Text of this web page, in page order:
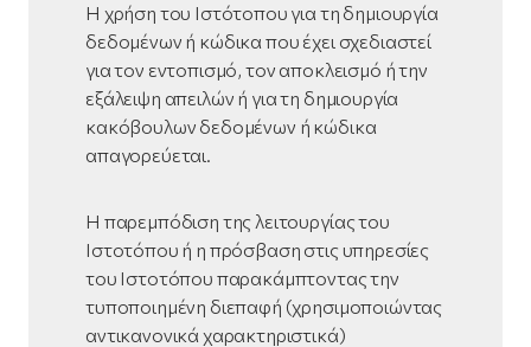
Η χρήση του Ιστότοπου για τη δημιουργία
δεδομένων ή κώδικα που έχει σχεδιαστεί
για τον εντοπισμό, τον αποκλεισμό ή την
εξάλειψη απειλών ή για τη δημιουργία
κακόβουλων δεδομένων ή κώδικα
απαγορεύεται.
Η παρεμπόδιση της λειτουργίας του
Ιστοτόπου ή η πρόσβαση στις υπηρεσίες
του Ιστοτόπου παρακάμπτοντας την
τυποποιημένη διεπαφή (χρησιμοποιώντας
αντικανονικά χαρακτηριστικά)